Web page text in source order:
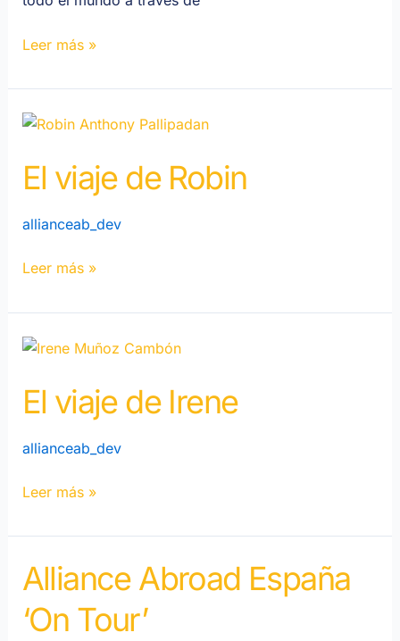
Leer más »
El viaje de Robin
allianceab_dev
El
de
Robin
Leer más »
El viaje de Irene
allianceab_dev
El
de
Irene
Leer más »
Alliance Abroad España
‘On Tour’
Alliance
Abroad
España